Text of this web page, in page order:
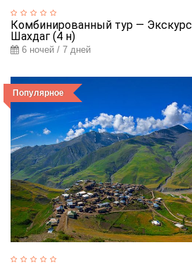
Комбинированный тур —
Шахдаг (4 н)
6 ночей / 7 дней
Популярное